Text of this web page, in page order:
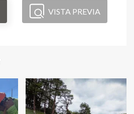
VISTA PREVIA